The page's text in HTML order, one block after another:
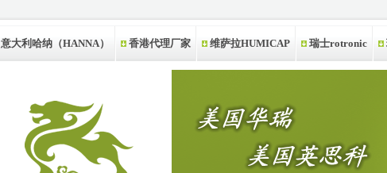
意大利哈纳（HANNA） 香港代理厂家 维萨拉HUMICAP 瑞士rotronic